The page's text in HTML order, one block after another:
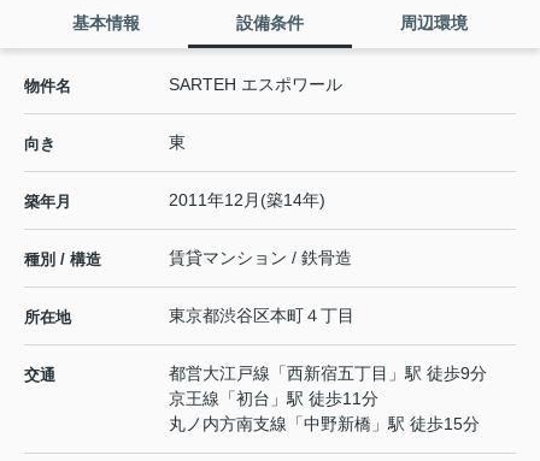
基本情報 設備条件 周辺環境
物件名 SARTEH エスポワール
向き 東
築年月 2011年12月(築14年)
種別 / 構造 賃貸マンション / 鉄骨造
所在地 東京都渋谷区本町４丁目
交通 都営大江戸線 「西新宿五丁目 」駅 徒歩9分
京王線 「初台 」駅 徒歩11分
丸ノ内方南支線 「中野新橋 」駅 徒歩15分